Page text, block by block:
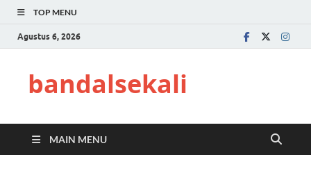
TOP MENU
Agustus 6, 2026
bandalsekali
MAIN MENU